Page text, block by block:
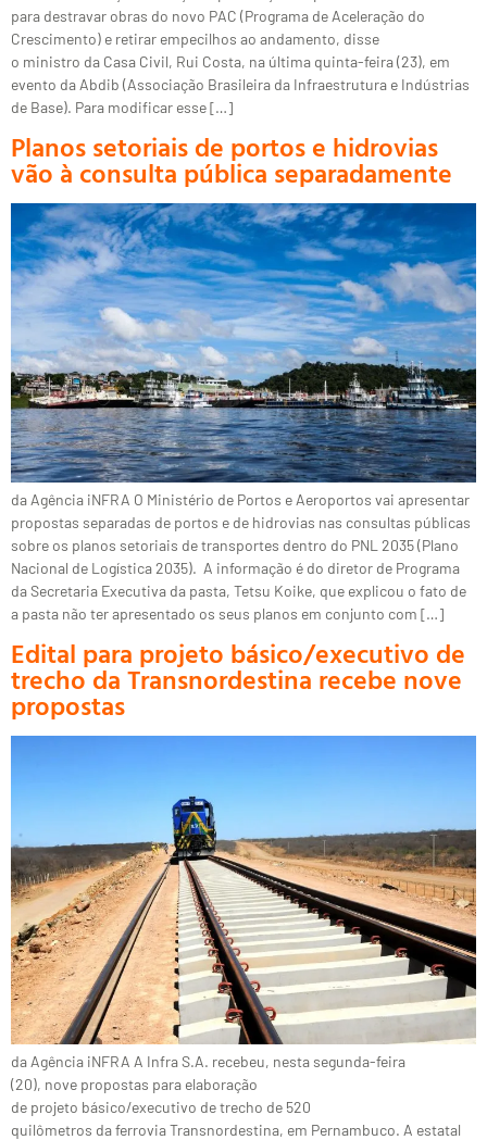
para destravar obras do novo PAC (Programa de Aceleração do
Crescimento) e retirar empecilhos ao andamento, disse
o ministro da Casa Civil, Rui Costa, na última quinta-feira (23), em
evento da Abdib (Associação Brasileira da Infraestrutura e Indústrias
de Base). Para modificar esse […]
Planos setoriais de portos e hidrovias
vão à consulta pública separadamente
da Agência iNFRA O Ministério de Portos e Aeroportos vai apresentar
propostas separadas de portos e de hidrovias nas consultas públicas
sobre os planos setoriais de transportes dentro do PNL 2035 (Plano
Nacional de Logística 2035). A informação é do diretor de Programa
da Secretaria Executiva da pasta, Tetsu Koike, que explicou o fato de
a pasta não ter apresentado os seus planos em conjunto com […]
Edital para projeto básico/executivo de
trecho da Transnordestina recebe nove
propostas
da Agência iNFRA A Infra S.A. recebeu, nesta segunda-feira
(20), nove propostas para elaboração
de projeto básico/executivo de trecho de 520
quilômetros da ferrovia Transnordestina, em Pernambuco. A estatal